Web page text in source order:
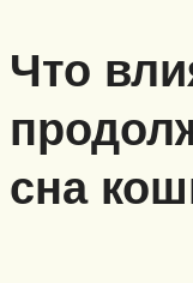
Что
сна